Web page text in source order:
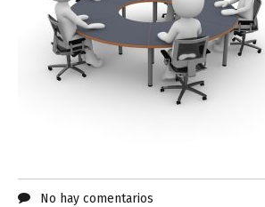
No hay comentarios